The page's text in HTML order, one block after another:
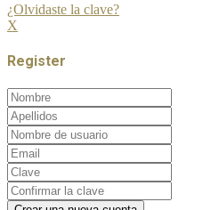
¿Olvidaste la clave?
X
Register